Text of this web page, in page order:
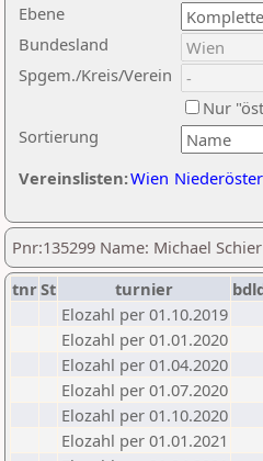
Ebene
Sortierung
Bundesland
Spgem./Kreis/Verein
Nur
Vereinslisten:Wien
Pnr:135299 Name: Michael
tnrSt turnier
Elozahl per 01.10.2019
Elozahl per 01.01.2020
Elozahl per 01.04.2020
Elozahl per 01.07.2020
Elozahl per 01.10.2020
Elozahl per 01.01.2021